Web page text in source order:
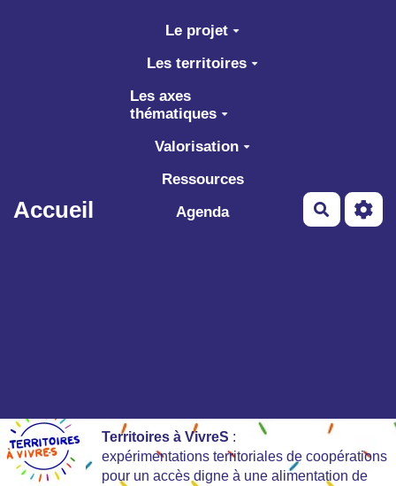
Aller au contenu principal
Accueil
Le projet
Les territoires
Les axes
thématiques
Valorisation
Ressources
Agenda
Territoires à VivreS :
expérimentations territoriales de coopérations
pour un accès digne à une alimentation de